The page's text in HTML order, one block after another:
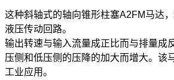
这种斜轴式的轴向锥形柱塞A2FM马达
液压传动回路。
输出转速与输入流量成正比而与排量成
压侧和低压侧的压降的加大而增大。该
工业应用。